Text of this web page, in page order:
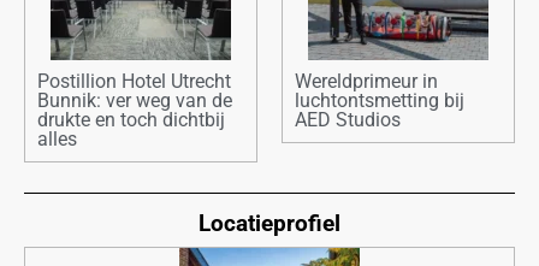
Postillion Hotel Utrecht
Bunnik: ver weg van de
drukte en toch dichtbij
alles
Wereldprimeur in
luchtontsmetting bij
AED Studios
Locatieprofiel